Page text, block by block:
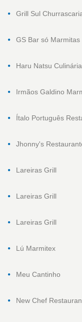
Grill Sul
GS Bar só Marmitas
Haru Natsu
Irmãos Galdino
Ítalo Português
Jhonny's
Lareiras Grill
Lareiras Grill
Lareiras Grill
Lú Marmitex
Meu Cantinho
New Chef